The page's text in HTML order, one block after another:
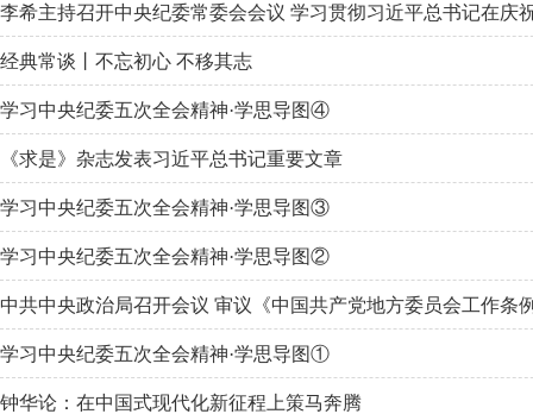
李希主持召开中央纪委常委会会议 学习贯彻习近平总书记在庆
经典常谈丨不忘初心 不移其志
学习中央纪委五次全会精神·学思导图④
《求是》杂志发表习近平总书记重要文章
学习中央纪委五次全会精神·学思导图③
学习中央纪委五次全会精神·学思导图②
中共中央政治局召开会议 审议《中国共产党地方委员会工作条
学习中央纪委五次全会精神·学思导图①
钟华论：在中国式现代化新征程上策马奔腾